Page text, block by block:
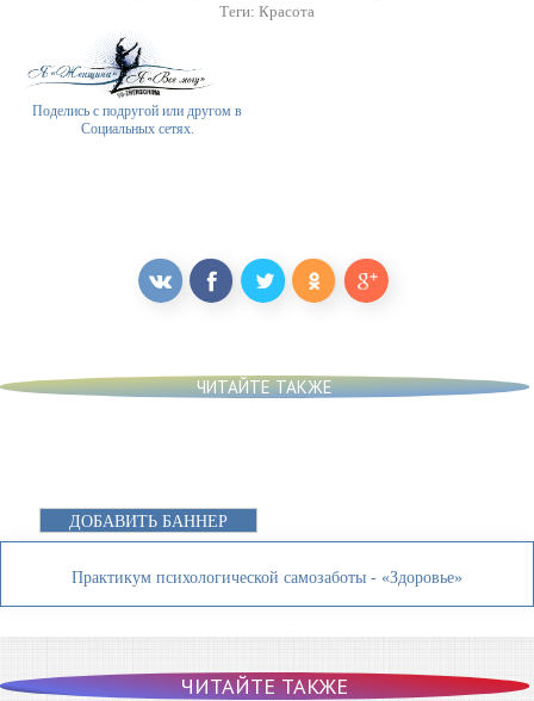
Теги: Красота
Поделись с подругой или другом в
Социальных сетях.
ЧИТАЙТЕ ТАКЖЕ
ДОБАВИТЬ БАННЕР
Практикум психологической самозаботы - «Здоровье»
ЧИТАЙТЕ ТАКЖЕ